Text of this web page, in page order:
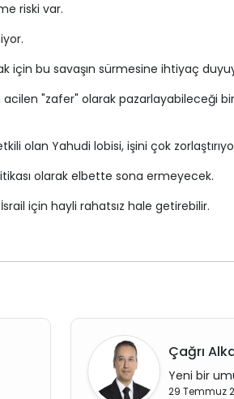
riski var.
için bu savaşın sürmesine ihtiyaç
"zafer" olarak pazarlayabileceği bir
olan Yahudi lobisi, işini çok
olarak elbette sona ermeyecek.
için hayli rahatsız hale getirebilir.
Çağrı
Yeni bir
29 Temmuz